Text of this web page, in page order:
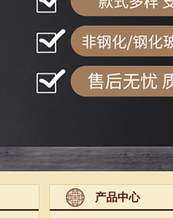
产品中心